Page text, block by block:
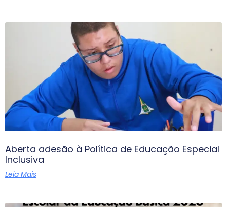
Aberta adesão à Política de Educação Especial
Inclusiva
Leia Mais